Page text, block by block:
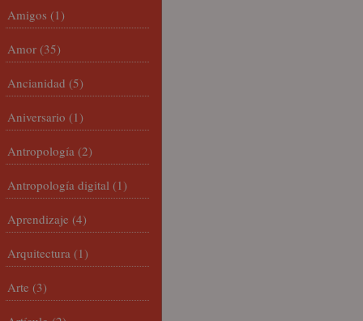
Amigos (1)
Amor (35)
Ancianidad (5)
Aniversario (1)
Antropología (2)
Antropología digital (1)
Aprendizaje (4)
Arquitectura (1)
Arte (3)